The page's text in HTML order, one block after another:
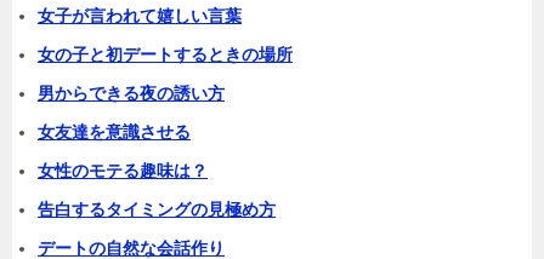
女子が言われて嬉しい言葉
女の子と初デートするときの場所
男からできる夜の誘い方
女友達を意識させる
女性のモテる趣味は？
告白するタイミングの見極め方
デートの自然な会話作り